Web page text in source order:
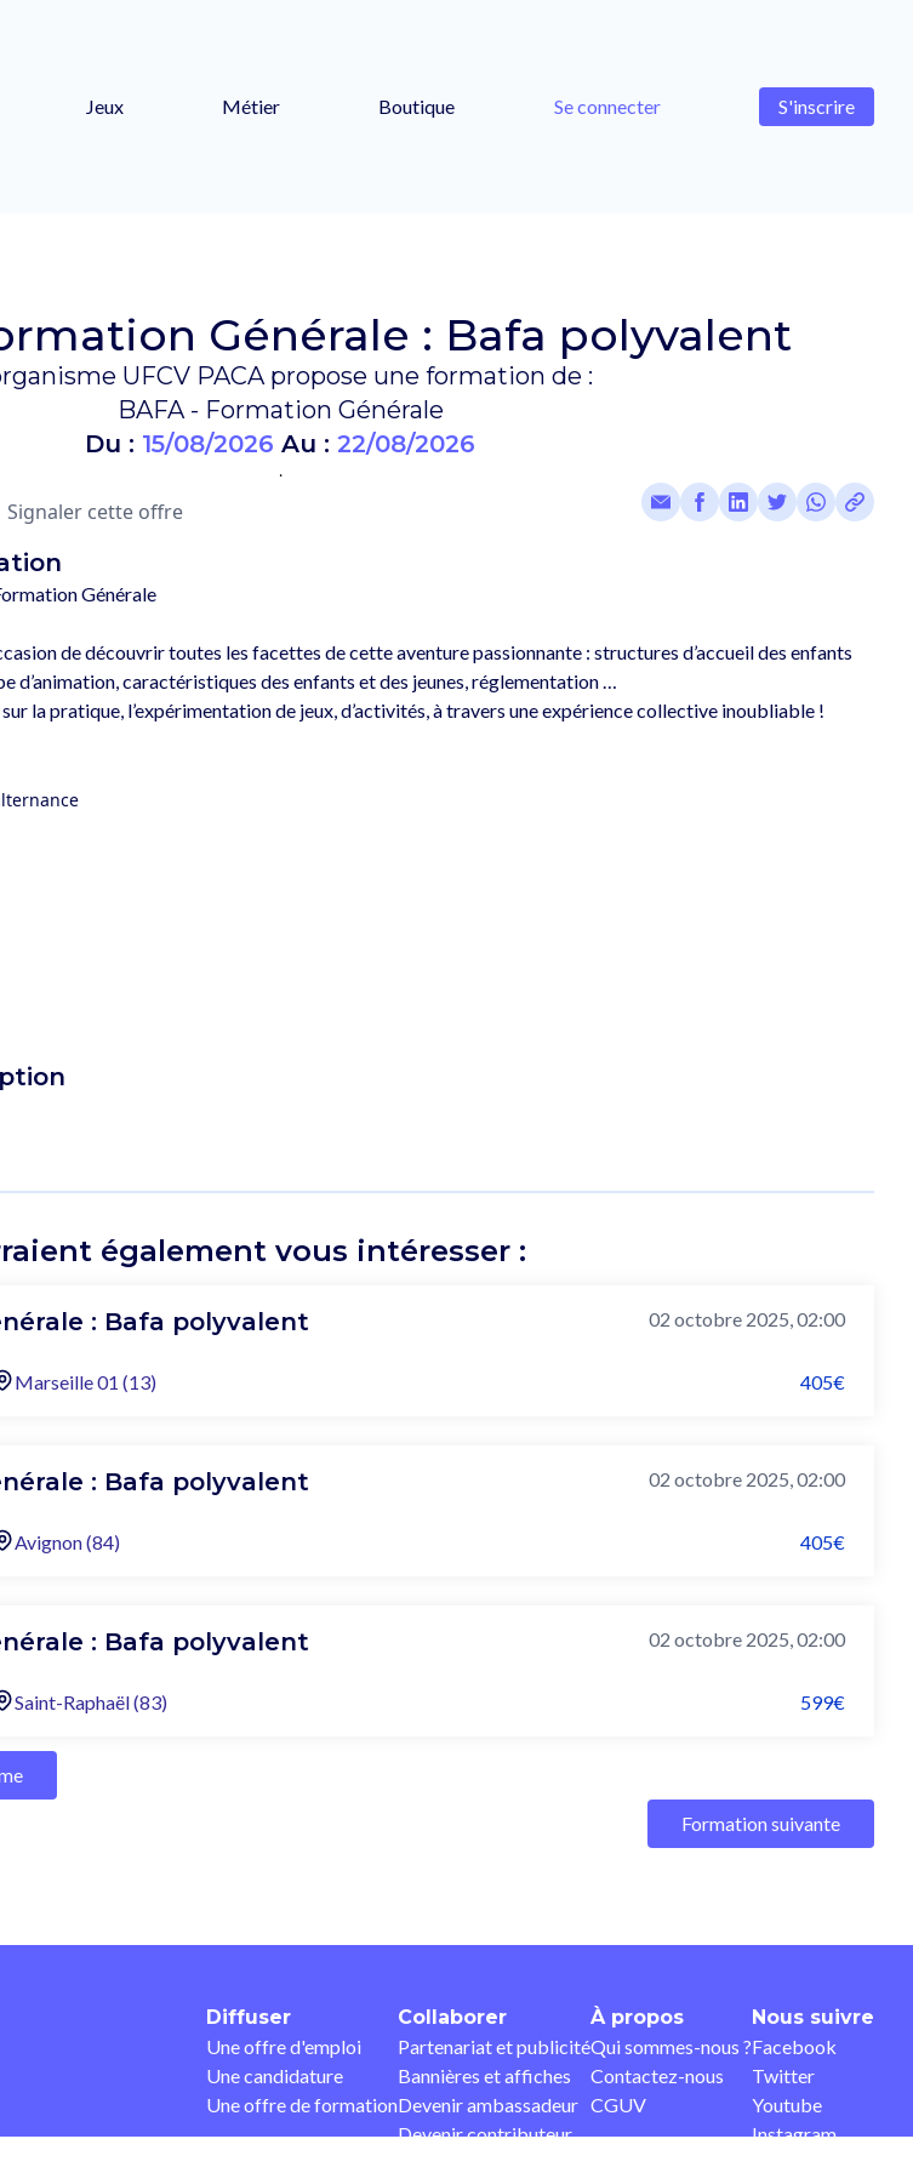
Jeux Métier Boutique Se connecter S'inscrire
Générale : Bafa polyvalent
UFCV PACA propose une formation de :
BAFA - Formation Générale
Du : 15/08/2026 Au : 22/08/2026
.
Signaler cette offre
Générale
de découvrir toutes les facettes de cette aventure passionnante : structures d’accueil des enfants
d’animation, caractéristiques des enfants et des jeunes, réglementation …
également vous intéresser :
: Bafa polyvalent
02 octobre 2025, 02:00
Marseille 01 (13) 405€
: Bafa polyvalent
02 octobre 2025, 02:00
Avignon (84) 405€
: Bafa polyvalent
02 octobre 2025, 02:00
Saint-Raphaël (83) 599€
Formation suivante
Diffuser
Une offre d'emploi
Une candidature
Une offre de formation
Collaborer
Partenariat et publicité
Bannières et affiches
Devenir ambassadeur
Devenir contributeur
À propos
Qui sommes-nous ?
Contactez-nous
CGUV
Nous suivre
Facebook
Twitter
Youtube
Instagram